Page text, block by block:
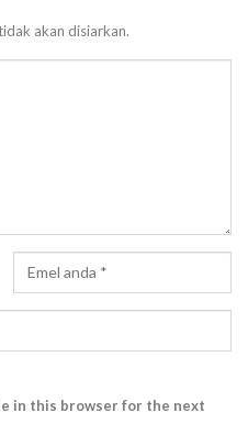
akan disiarkan.
in this browser for the next